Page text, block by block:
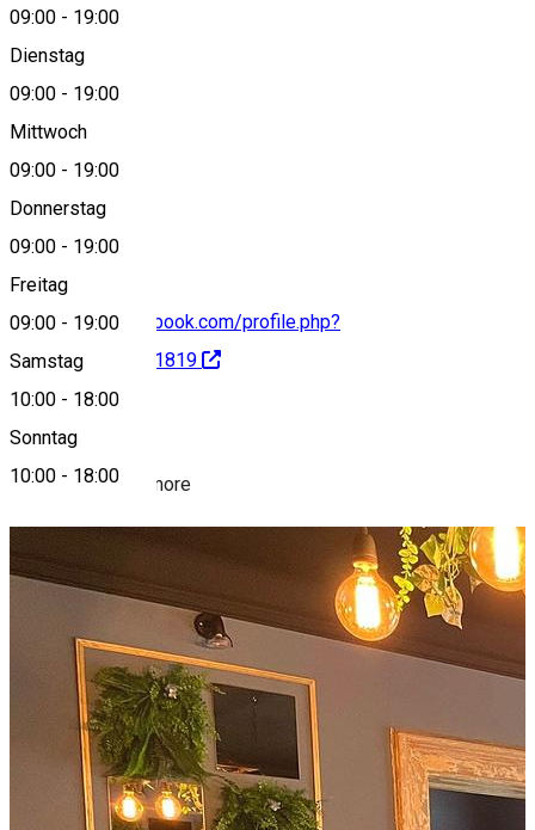
09:00 - 19:00
Dienstag
09:00 - 19:00
Mittwoch
09:00 - 19:00
Donnerstag
09:00 - 19:00
Freitag
09:00 - 19:00
Samstag
10:00 - 18:00
Sonntag
10:00 - 18:00
View on map
https://www.facebook.com/profile.php?
id=100093422061819
About
Cakes, coffee & more